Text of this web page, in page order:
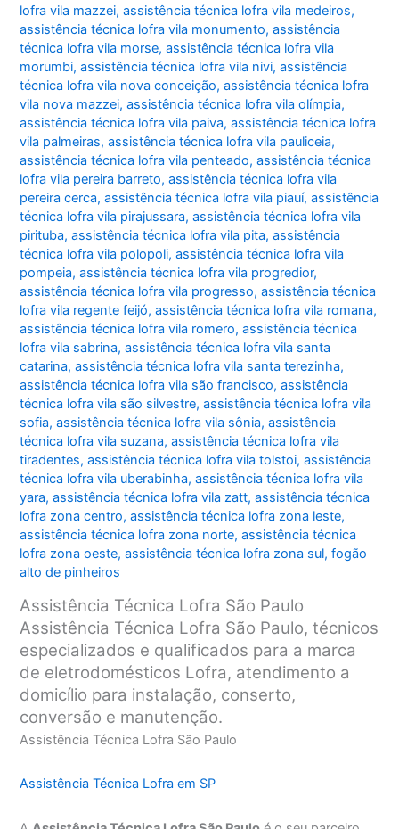
lofra vila mazzei,assistência técnica lofra vila medeiros,
assistência técnica lofra vila monumento,assistência
técnica lofra vila morse,assistência técnica lofra vila
morumbi,assistência técnica lofra vila nivi,assistência
técnica lofra vila nova conceição,assistência técnica lofra
vila nova mazzei,assistência técnica lofra vila olímpia,
assistência técnica lofra vila paiva,assistência técnica lofra
vila palmeiras,assistência técnica lofra vila pauliceia,
assistência técnica lofra vila penteado,assistência técnica
lofra vila pereira barreto,assistência técnica lofra vila
pereira cerca,assistência técnica lofra vila piauí,assistência
técnica lofra vila pirajussara,assistência técnica lofra vila
pirituba,assistência técnica lofra vila pita,assistência
técnica lofra vila polopoli,assistência técnica lofra vila
pompeia,assistência técnica lofra vila progredior,
assistência técnica lofra vila progresso,assistência técnica
lofra vila regente feijó,assistência técnica lofra vila romana,
assistência técnica lofra vila romero,assistência técnica
lofra vila sabrina,assistência técnica lofra vila santa
catarina,assistência técnica lofra vila santa terezinha,
assistência técnica lofra vila são francisco,assistência
técnica lofra vila são silvestre,assistência técnica lofra vila
sofia,assistência técnica lofra vila sônia,assistência
técnica lofra vila suzana,assistência técnica lofra vila
tiradentes,assistência técnica lofra vila tolstoi,assistência
técnica lofra vila uberabinha,assistência técnica lofra vila
yara,assistência técnica lofra vila zatt,assistência técnica
lofra zona centro,assistência técnica lofra zona leste,
assistência técnica lofra zona norte,assistência técnica
lofra zona oeste,assistência técnica lofra zona sul,fogão
alto de pinheiros
Assistência Técnica Lofra São Paulo
Assistência Técnica Lofra São Paulo, técnicos
especializados e qualificados para a marca
de eletrodomésticos Lofra, atendimento a
domicílio para instalação, conserto,
conversão e manutenção.
Assistência Técnica Lofra São Paulo
Assistência Técnica Lofra em SP